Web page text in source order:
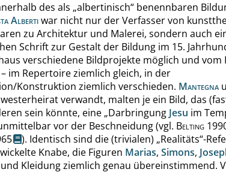
des als „albertinisch“ benennbaren
Albertiwar nicht nur der Verfasser von
zu Architektur und Malerei, sondern auch
Schrift zur Gestalt der Bildung im 15.
verschiedene Bildprojekte möglich und vom
im Repertoire ziemlich gleich, in der
Konstruktion ziemlich verschieden. Mantegna
verwandt, malten je ein Bild, das
sein könnte, eine „Darbringung Jesu im
vor der Beschneidung (vgl. Belting
). Identisch sind die (trivialen) „Realitäts“-
Knabe, die Figuren Marias, Simons,
Kleidung ziemlich genau übereinstimmend.